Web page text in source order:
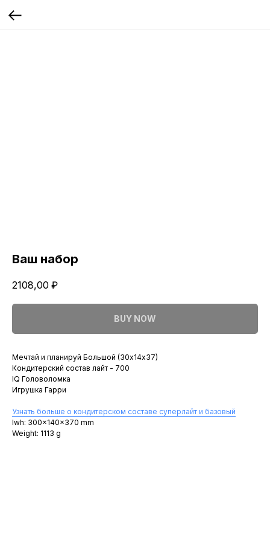
Ваш набор
2108,00 ₽
BUY NOW
Мечтай и планируй Большой (30х14х37)
Кондитерский состав лайт - 700
IQ Головоломка
Игрушка Гарри
Узнать больше о кондитерском составе суперлайт и базовый
lwh: 300x140x370 mm
Weight: 1113 g